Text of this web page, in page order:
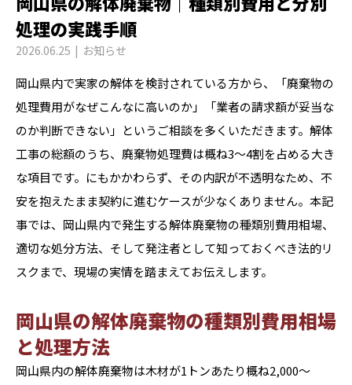
処理の実践手順
2026.06.25 お知らせ
岡山県内で実家の解体を検討されている方から、「廃棄物の
処理費用がなぜこんなに高いのか」「業者の請求額が妥当な
のか判断できない」というご相談を多くいただきます。解体
工事の総額のうち、廃棄物処理費は概ね3〜4割を占める大き
な項目です。にもかかわらず、その内訳が不透明なため、不
安を抱えたまま契約に進むケースが少なくありません。本記
事では、岡山県内で発生する解体廃棄物の種類別費用相場、
適切な処分方法、そして発注者として知っておくべき法的リ
スクまで、現場の実情を踏まえてお伝えします。
岡山県の解体廃棄物の種類別費用相場
と処理方法
岡山県内の解体廃棄物は木材が1トンあたり概ね2,000〜